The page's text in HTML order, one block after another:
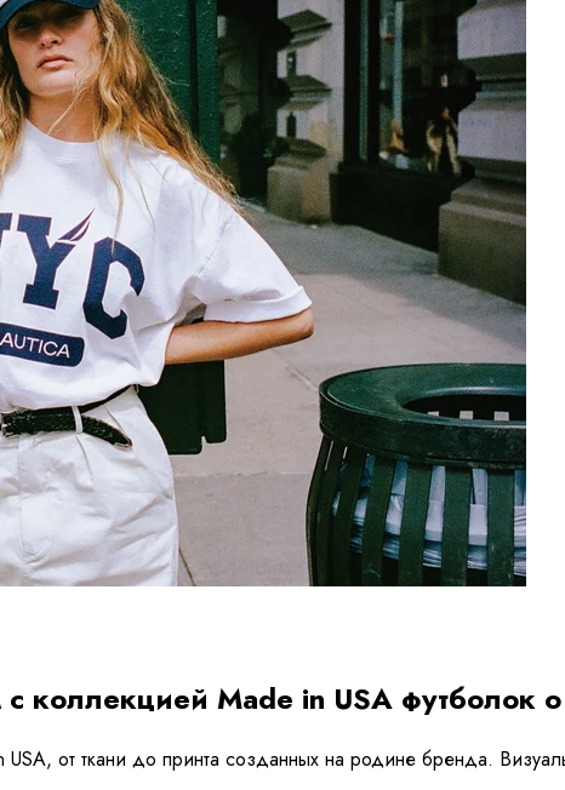
с коллекцией Made in USA футболок
USA, от ткани до принта созданных на родине бренда.